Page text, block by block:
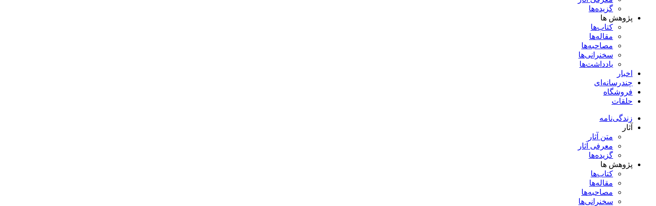
گزیده‌ها
پژوهش ها
کتاب‌ها
مقاله‌ها
مصاحبه‌ها
سخنرانی‌ها
یادداشت‌ها
اخبار
چندرسانه‌ای
فروشگاه
حلقات
زندگی‌نامه
آثار
متن آثار
معرفی آثار
گزیده‌ها
پژوهش ها
کتاب‌ها
مقاله‌ها
مصاحبه‌ها
سخنرانی‌ها